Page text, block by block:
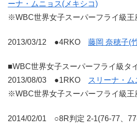
ーナ・ムニョス(メキシコ)
※WBC世界女子スーパーフライ級王
2013/03/12 ●4RKO 藤岡 奈穂子(
■WBC世界女子スーパーフライ級タ
2013/08/03 ●1RKO
スリーナ・
※WBC世界女子スーパーフライ級王
2014/02/01 ○8R判定 2-1(76-77、